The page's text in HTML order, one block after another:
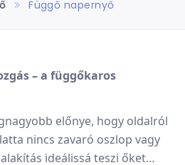
Függő napernyő
–a függőkaros
előnye, hogy oldalról
nincs zavaró oszlop vagy
ideálissá teszi őket